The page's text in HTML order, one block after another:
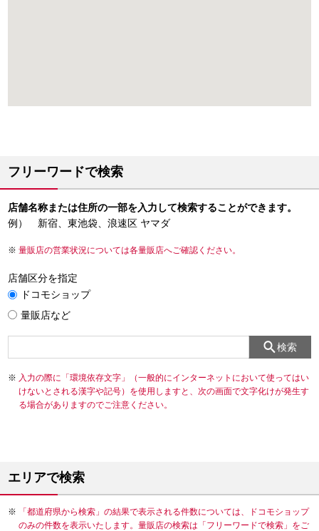
フリーワードで検索
店舗名称または住所の一部を入力して検索することができます。
例） 新宿、東池袋、浪速区 ヤマダ
量販店の営業状況については各量販店へご確認ください。
店舗区分を指定
ドコモショップ
量販店など
検索
入力の際に「環境依存文字」（一般的にインターネットにおいて使ってはい
けないとされる漢字や記号）を使用しますと、次の画面で文字化けが発生す
る場合がありますのでご注意ください。
エリアで検索
「都道府県から検索」の結果で表示される件数については、ドコモショップ
のみの件数を表示いたします。量販店の検索は「フリーワードで検索」をご